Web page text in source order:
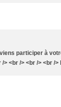
participer à
> <br /> <br /> <br /